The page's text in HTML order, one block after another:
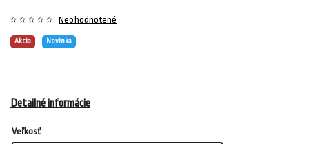
Akcia Novinka
Neohodnotené
Detailné informácie
Veľkosť